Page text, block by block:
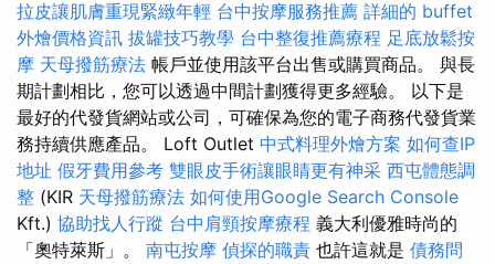
拉皮讓肌膚重現緊緻年輕 台中按摩服務推薦 詳細的 buffet
外燴價格資訊 拔罐技巧教學 台中整復推薦療程 足底放鬆按
摩 天母撥筋療法 帳戶並使用該平台出售或購買商品。 與長
期計劃相比，您可以透過中間計劃獲得更多經驗。 以下是
最好的代發貨網站或公司，可確保為您的電子商務代發貨業
務持續供應產品。 Loft Outlet 中式料理外燴方案 如何查IP
地址 假牙費用參考 雙眼皮手術讓眼睛更有神采 西屯體態調
整 (KIR 天母撥筋療法 如何使用Google Search Console
Kft.) 協助找人行蹤 台中肩頸按摩療程 義大利優雅時尚的
「奧特萊斯」。 南屯按摩 偵探的職責 也許這就是 債務問